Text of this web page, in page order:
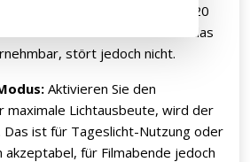
ist der XGIMI Horizon 20
einem Meter Abstand ist das
stört jedoch nicht.
Aktivieren Sie den
maximale Lichtausbeute, wird der
ist für Tageslicht-Nutzung oder
für Filmabende jedoch